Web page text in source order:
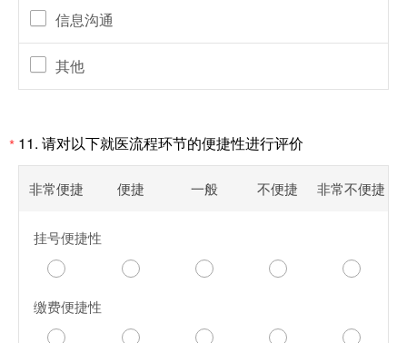
信息沟通
其他
* 11. 请对以下就医流程环节的便捷性进行评价
非常便捷 便捷 一般 不便捷 非常不便捷
挂号便捷性
缴费便捷性